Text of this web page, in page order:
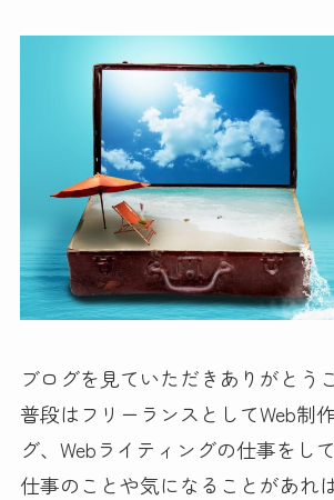
ブログを見ていただきありがとう
普段はフリーランスとしてWeb制
グ、Webライティングの仕事をして
仕事のことや気になることがあれ